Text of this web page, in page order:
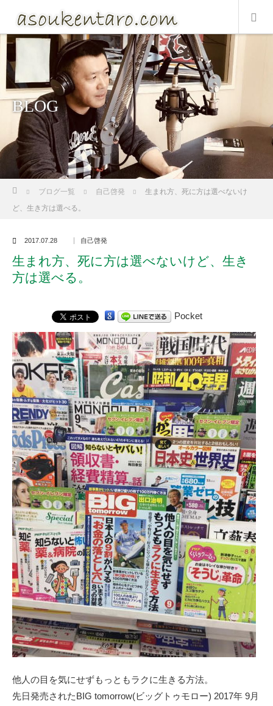
BLOG
ブログ一覧 自己啓発
生まれ方、死に方は選べないけ
ど、生き方は選べる。
2017.07.28 自己啓発
生まれ方、死に方は選べないけど、生き
方は選べる。
Pocket
他人の目を気にせずもっともラクに生きる方法。
先日発売されたBIG tomorrow(ビッグトゥモロー) 2017年 9月